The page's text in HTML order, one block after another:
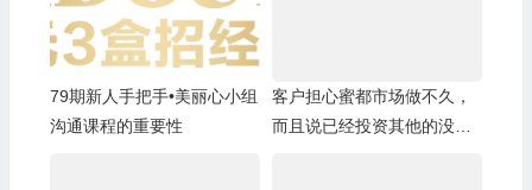
79期新人手把手•美丽心小组
沟通课程的重要性
客户担心蜜都市场做不久，
而且说已经投资其他的没有